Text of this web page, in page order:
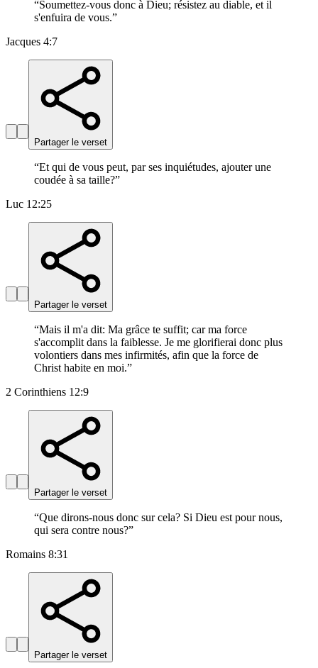
“Soumettez-vous donc à Dieu; résistez au diable, et il
s'enfuira de vous.”
Jacques 4:7
Partager le verset
“Et qui de vous peut, par ses inquiétudes, ajouter une
coudée à sa taille?”
Luc 12:25
Partager le verset
“Mais il m'a dit: Ma grâce te suffit; car ma force
s'accomplit dans la faiblesse. Je me glorifierai donc plus
volontiers dans mes infirmités, afin que la force de
Christ habite en moi.”
2 Corinthiens 12:9
Partager le verset
“Que dirons-nous donc sur cela? Si Dieu est pour nous,
qui sera contre nous?”
Romains 8:31
Partager le verset